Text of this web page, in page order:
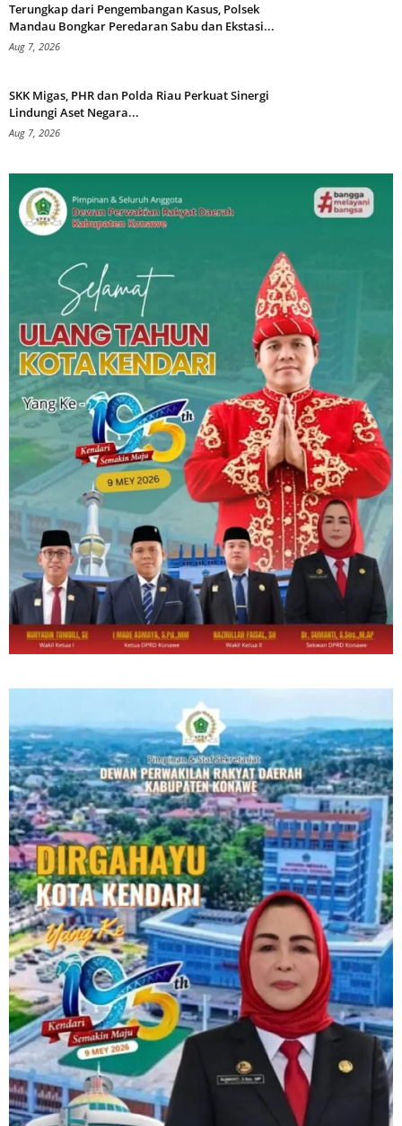
Terungkap dari Pengembangan Kasus, Polsek
Mandau Bongkar Peredaran Sabu dan Ekstasi...
Aug 7, 2026
SKK Migas, PHR dan Polda Riau Perkuat Sinergi
Lindungi Aset Negara...
Aug 7, 2026